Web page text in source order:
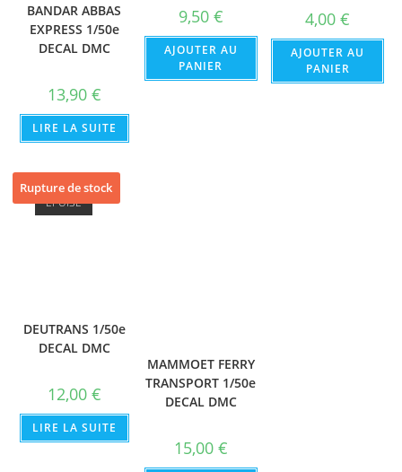
BANDAR ABBAS
EXPRESS 1/50e
DECAL DMC
13,90 €
LIRE LA SUITE
9,50 €
AJOUTER AU
PANIER
4,00€
AJOUTER AU
PANIER
Rupture de stock
ÉPUISÉ
DEUTRANS 1/50e
DECAL DMC
12,00 €
LIRE LA SUITE
MAMMOET FERRY
TRANSPORT 1/50e
DECAL DMC
15,00 €